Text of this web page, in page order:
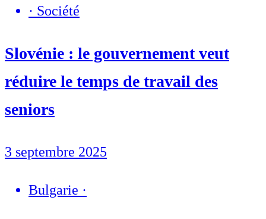
· Société
Slovénie : le gouvernement veut
réduire le temps de travail des
seniors
3 septembre 2025
Bulgarie ·